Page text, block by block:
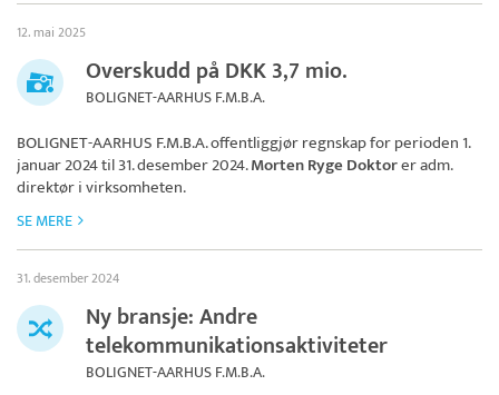
12. mai 2025
Overskudd på DKK 3,7 mio.
BOLIGNET-AARHUS F.M.B.A.
BOLIGNET-AARHUS F.M.B.A.offentliggjør regnskap for perioden 1.
januar 2024 til 31. desember 2024.Morten Ryge Doktorer adm.
direktør i virksomheten.
SE MERE
31. desember 2024
Ny bransje: Andre
telekommunikationsaktiviteter
BOLIGNET-AARHUS F.M.B.A.